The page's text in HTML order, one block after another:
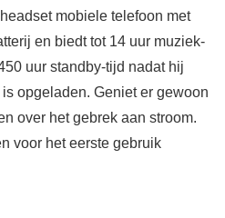
mobiele telefoon met
en biedt tot 14 uur muziek-
uur standby-tijd nadat hij
opgeladen. Geniet er gewoon
over het gebrek aan stroom.
voor het eerste gebruik